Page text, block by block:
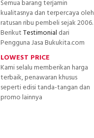
Semua barang terjamin
kualitasnya dan terpercaya oleh
ratusan ribu pembeli sejak 2006.
BerikutTestimonial dari
Pengguna Jasa Bukukita.com
LOWEST PRICE
Kami selalu memberikan harga
terbaik, penawaran khusus
seperti edisi tanda-tangan dan
promo lainnya